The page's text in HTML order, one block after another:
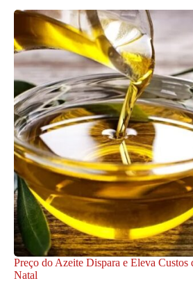
Preço do Azeite Dispara e Eleva Custos
Natal